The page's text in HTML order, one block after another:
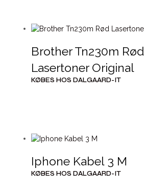
Brother Tn230m Rød
Lasertoner Original
KØBES HOS DALGAARD-IT
Iphone Kabel 3 M
KØBES HOS DALGAARD-IT